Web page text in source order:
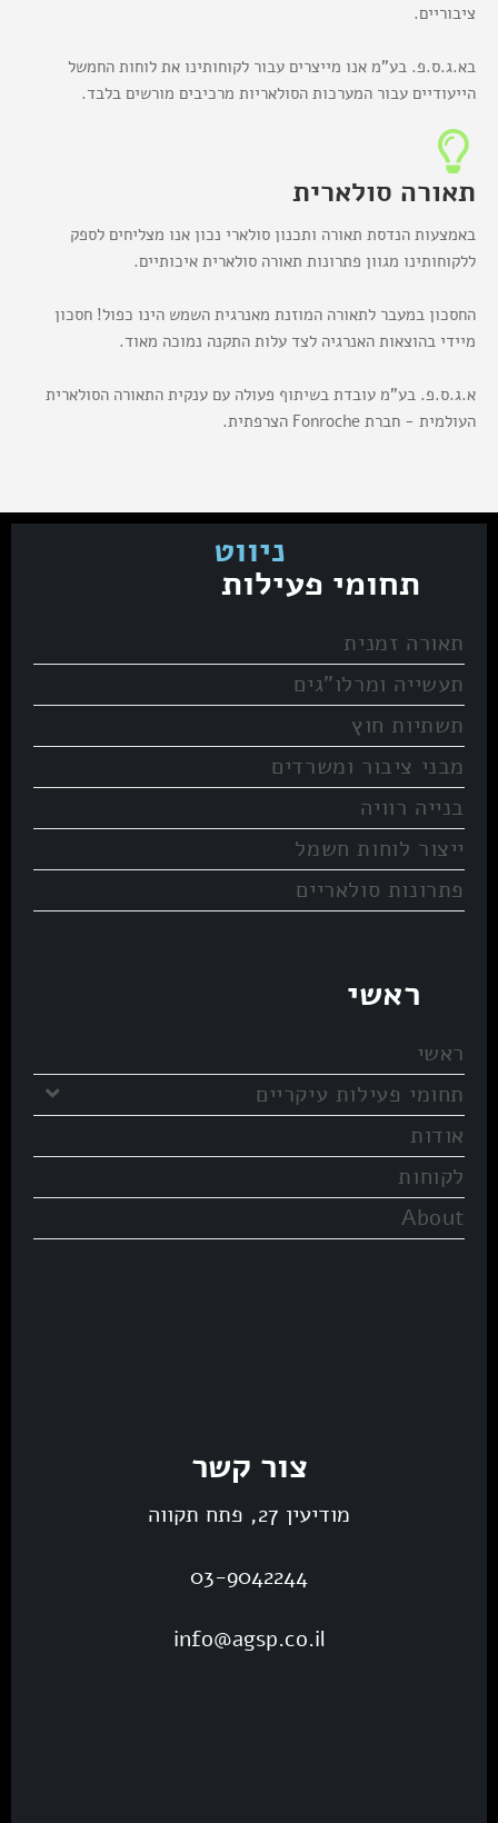
ציבוריים.
בא.ג.ס.פ. בע"מ אנו מייצרים עבור לקוחותינו את לוחות החמשל
הייעודיים עבור המערכות הסולאריות מרכיבים מורשים בלבד.
תאורה סולארית
באמצעות הנדסת תאורה ותכנון סולארי נכון אנו מצליחים לספק
ללקוחותינו מגוון פתרונות תאורה סולארית איכותיים.
החסכון במעבר לתאורה המוזנת מאנרגית השמש הינו כפול! חסכון
מיידי בהוצאות האנרגיה לצד עלות התקנה נמוכה מאוד.
א.ג.ס.פ. בע"מ עובדת בשיתוף פעולה עם ענקית התאורה הסולארית
העולמית - חברת Fonroche הצרפתית.
ניווט
תחומי פעילות
תאורה זמנית
תעשייה ומרלו”גים
תשתיות חוץ
מבני ציבור ומשרדים
בנייה רוויה
ייצור לוחות חשמל
פתרונות סולאריים
ראשי
ראשי
תחומי פעילות עיקריים
אודות
לקוחות
About
צור קשר
מודיעין 27, פתח תקווה
03-9042244
info@agsp.co.il